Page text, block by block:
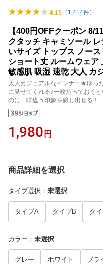
4.15 （ 1,414件）
【400円OFFクーポン 8/
クタッチ キャミソール
いサイズ トップス ノー
ショート丈 ルームウェア
敏感肌 吸湿 速乾 大人 カ
大人カジュアルなインナー★ゆっ
に見せてくれる♪一枚持っておく
のに一味違う印象を醸し出せる！
1,980 円
商品詳細を選択
タイプ選択 ： 未選択
タイプA タイプB タ
カラー ： 未選択
グレー ホワイト ブラ